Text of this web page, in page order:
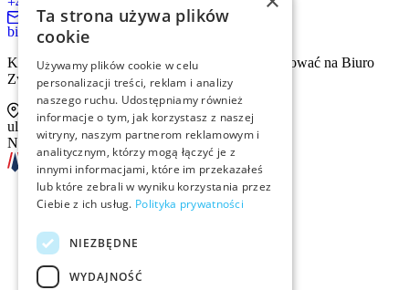
biuro@zmid.org.pl
Kontakt tradycyjną drogą pocztową prosimy kierować na Biuro
Związku:
ul. Sienna 93 lok. 2, 00-815 Warszawa
NIP: 526-13-30-874
Szkolenia
Rekrutacja
Ta strona używa plików
cookie
Używamy plików cookie w celu
personalizacji treści, reklam i analizy
naszego ruchu. Udostępniamy również
informacje o tym, jak korzystasz z naszej
witryny, naszym partnerom reklamowym i
analitycznym, którzy mogą łączyć je z
innymi informacjami, które im przekazałeś
lub które zebrali w wyniku korzystania przez
Ciebie z ich usług. Polityka prywatności
NIEZBĘDNE
WYDAJNOŚĆ